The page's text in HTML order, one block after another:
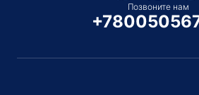
Позвоните нам